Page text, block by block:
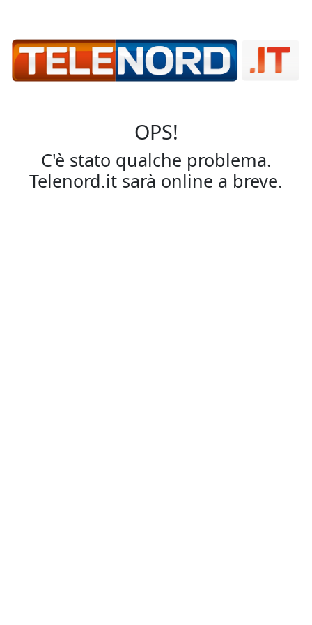
OPS!
C'è stato qualche problema.
Telenord.it sarà online a breve.